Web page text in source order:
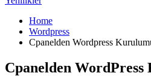
Home
Wordpress
Cpanelden Wordpress
Cpanelden